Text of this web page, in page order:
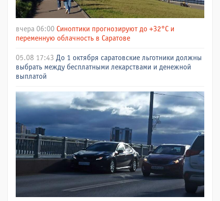
вчера 06:00 Синоптики прогнозируют до +32°C и
переменную облачность в Саратове
05.08 17:43 До 1 октября саратовские льготники должны
выбрать между бесплатными лекарствами и денежной
выплатой